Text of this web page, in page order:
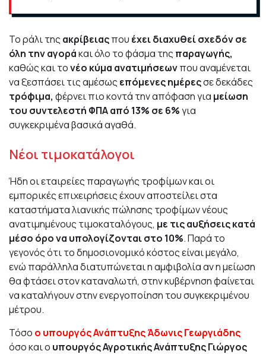
Το ράλι της ακρίβειαςπου έχει διαχυθεί σχεδόν σε
όλη την αγοράκαι όλο το φάσμα της παραγωγής,
καθώς και τονέο κύμα ανατιμήσεωνπου αναμένεται
να ξεσπάσει τις αμέσως επόμενες ημέρεςσε δεκάδες
τρόφιμα, φέρνει πιο κοντά την απόφαση για μείωση
του συντελεστή ΦΠΑ από 13% σε 6%για
συγκεκριμένα βασικά αγαθά.
Νέοι τιμοκατάλογοι
Ήδη οι εταιρείες παραγωγής τροφίμων και οι
εμπορικές επιχειρήσεις έχουν αποστείλει στα
καταστήματα λιανικής πώλησης τροφίμων νέους
ανατιμημένους τιμοκαταλόγους, με τις αυξήσεις κατά
μέσο όρο να υπολογίζονται στο 10%. Παρά το
γεγονός ότι το δημοσιονομικό κόστος είναι μεγάλο,
ενώ παράλληλα διατυπώνεται η αμφιβολία αν η μείωση
θα φτάσει στον καταναλωτή, στην κυβέρνηση φαίνεται
να καταλήγουν στην ενεργοποίηση του συγκεκριμένου
μέτρου.
Τόσο ο υπουργός Ανάπτυξης Άδωνις Γεωργιάδης
όσο και ο υπουργός Αγροτικής Ανάπτυξης Γιώργος